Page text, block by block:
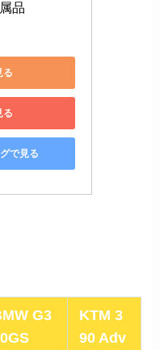
品
る
る
で見る
G3
KTM 3
90 Adv